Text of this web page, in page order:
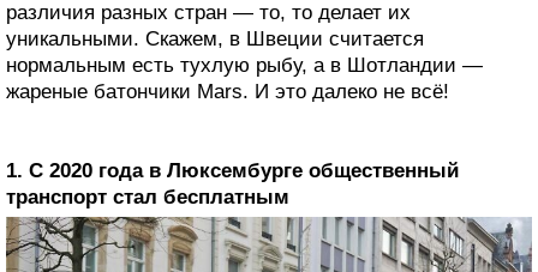
различия разных стран — то, то делает их
уникальными. Скажем, в Швеции считается
нормальным есть тухлую рыбу, а в Шотландии —
жареные батончики Mars. И это далеко не всё!
1. С 2020 года в Люксембурге общественный
транспорт стал бесплатным